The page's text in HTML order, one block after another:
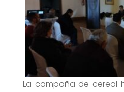
La campaña de cereal